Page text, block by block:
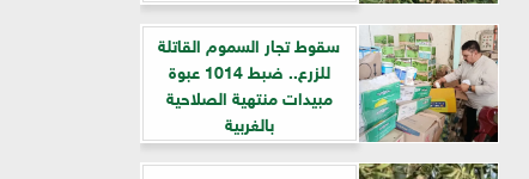
سقوط تجار السموم القاتلة
للزرع.. ضبط 1014 عبوة
مبيدات منتهية الصلاحية
بالغربية